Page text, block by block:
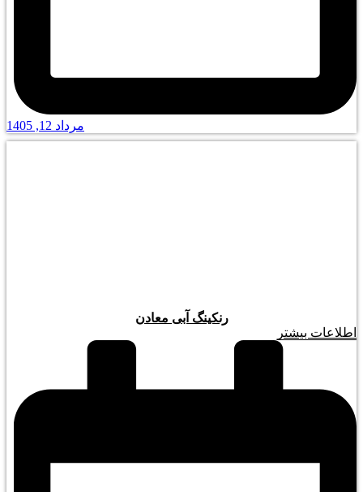
مرداد 12, 1405
رنکینگ آبی معادن
اطلاعات بیشتر